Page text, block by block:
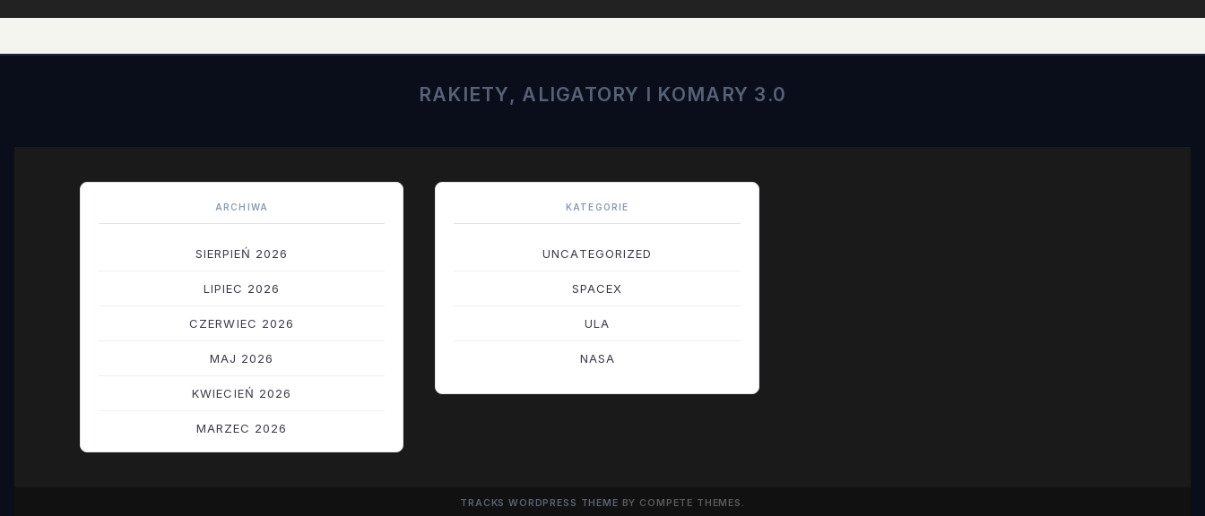
RAKIETY, ALIGATORY I KOMARY 3.0
ARCHIWA
SIERPIEŃ 2026
LIPIEC 2026
CZERWIEC 2026
MAJ 2026
KWIECIEŃ 2026
MARZEC 2026
KATEGORIE
UNCATEGORIZED
SPACEX
ULA
NASA
TRACKS WORDPRESS THEME BY COMPETE THEMES.